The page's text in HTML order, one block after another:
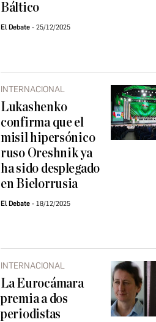
Báltico
El Debate 25/12/2025
INTERNACIONAL
Lukashenko
confirma que el
misil hipersónico
ruso Oreshnik ya
ha sido desplegado
en Bielorrusia
El Debate 18/12/2025
INTERNACIONAL
La Eurocámara
premia a dos
periodistas